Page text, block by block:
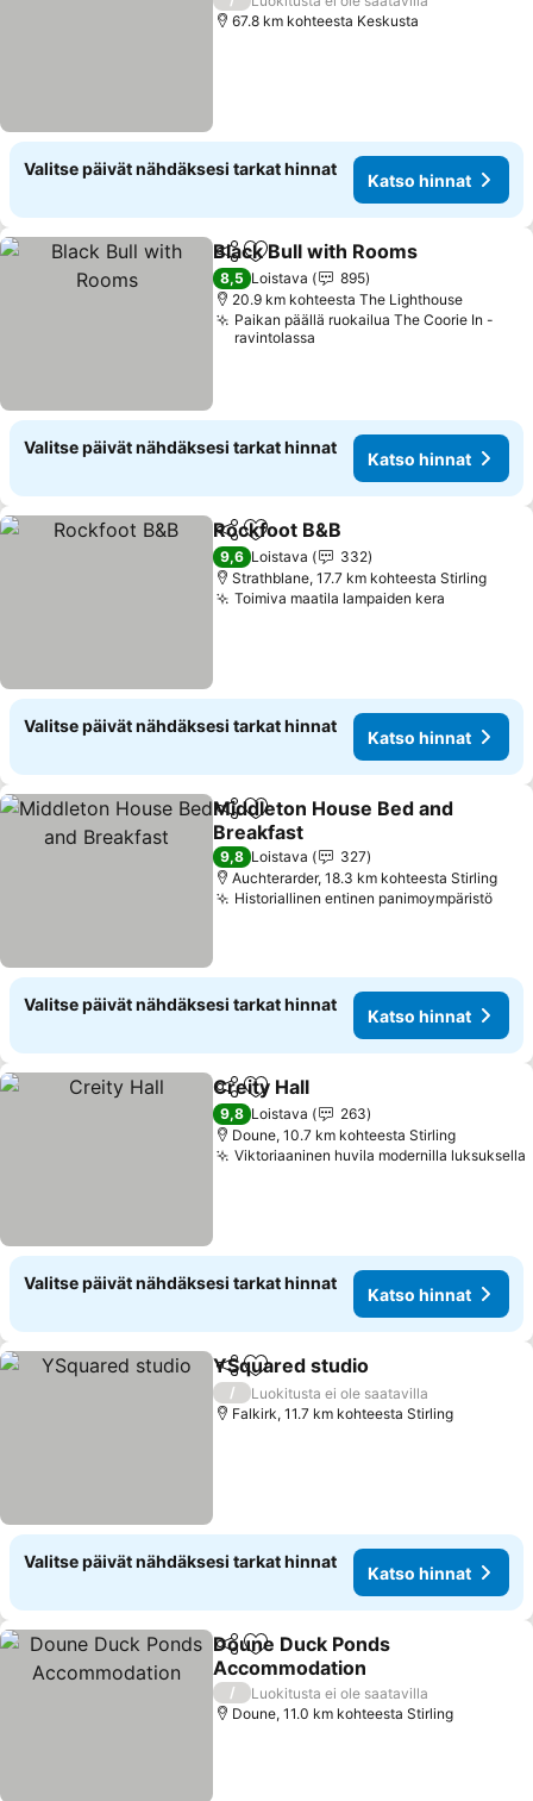
67.8 km kohteesta Keskusta
Valitse päivät nähdäksesi tarkat hinnat
Katso hinnat
Jaa Lisää suosikkeihin
Black Bull with Rooms
8,5 Loistava
895
20.9 km kohteesta The Lighthouse
Paikan päällä ruokailua The Coorie In -
ravintolassa
Valitse päivät nähdäksesi tarkat hinnat
Katso hinnat
Jaa Lisää suosikkeihin
Rockfoot B&B
9,6 Loistava
332
Strathblane, 17.7 km kohteesta Stirling
Toimiva maatila lampaiden kera
Valitse päivät nähdäksesi tarkat hinnat
Katso hinnat
Jaa Lisää suosikkeihin
Middleton House Bed and
Breakfast
9,8 Loistava
327
Auchterarder, 18.3 km kohteesta Stirling
Historiallinen entinen panimoympäristö
Valitse päivät nähdäksesi tarkat hinnat
Katso hinnat
Jaa Lisää suosikkeihin
Creity Hall
9,8 Loistava
263
Doune, 10.7 km kohteesta Stirling
Viktoriaaninen huvila modernilla luksuksella
Valitse päivät nähdäksesi tarkat hinnat
Katso hinnat
Jaa Lisää suosikkeihin
YSquared studio
/
Luokitusta ei ole saatavilla
Falkirk, 11.7 km kohteesta Stirling
Valitse päivät nähdäksesi tarkat hinnat
Katso hinnat
Jaa Lisää suosikkeihin
Doune Duck Ponds
Accommodation
/
Luokitusta ei ole saatavilla
Doune, 11.0 km kohteesta Stirling